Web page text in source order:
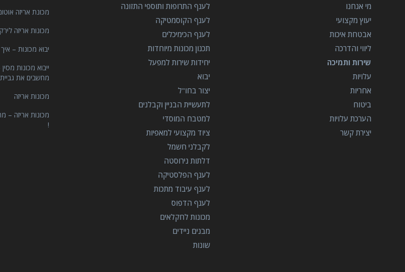
מי אנחנו
יעוץ מקצועי
אבטחת איכות
ליווי והדרכה
שירות ותמיכה
עלויות
אחריות
ביטוח
הערכת עלויות
יצירת קשר
לענף התרופות ותוספי התזונה
לענף הקוסמטיקה
לענף הכימיכלים
תכנון מכונות מיוחדות
יחידות שירות למפעל
יבוא
יצור בחו"ל
לתעשיית הבניין וקבלנים
למטבח המוסדי
ציוד מקצועי למאפיות
לקבלני חשמל
דלתות נירוסטה
לענף הפלסטיקה
לענף עיבוד מתכות
לענף הדפוס
מכונות לחקלאים
מבנים ניידים
שונות
מכונת אריזה
מכונות אריזה
יבוא מכונות –
ייבוא מכונות
מחשבים את
מכונות אריזה
מכונות אריזה –
!